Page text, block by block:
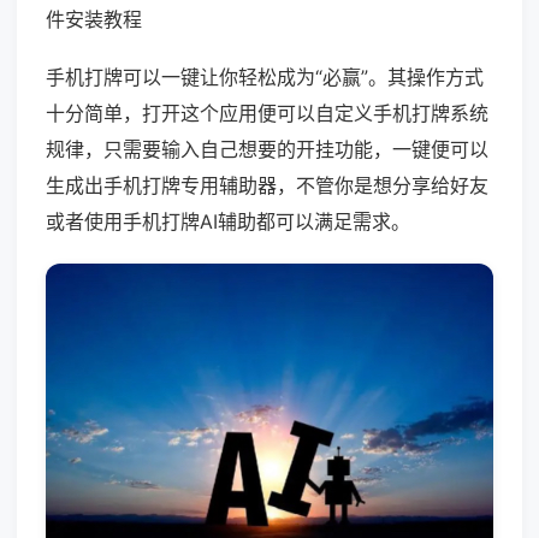
件安装教程
手机打牌可以一键让你轻松成为“必赢”。其操作方式
十分简单，打开这个应用便可以自定义手机打牌系统
规律，只需要输入自己想要的开挂功能，一键便可以
生成出手机打牌专用辅助器，不管你是想分享给好友
或者使用手机打牌AI辅助都可以满足需求。